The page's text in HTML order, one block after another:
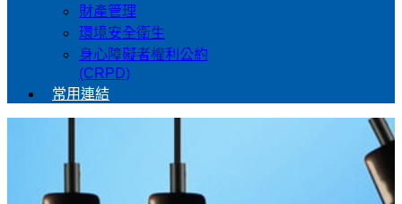
財產管理
環境安全衛生
身心障礙者權利公約
(CRPD)
常用連結